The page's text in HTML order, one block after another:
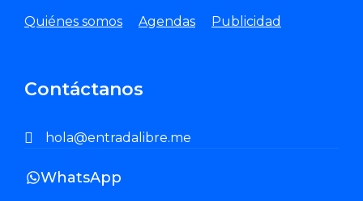
Quiénes somos
Agendas Publicidad
Contáctanos
hola@entradalibre.me
WhatsApp